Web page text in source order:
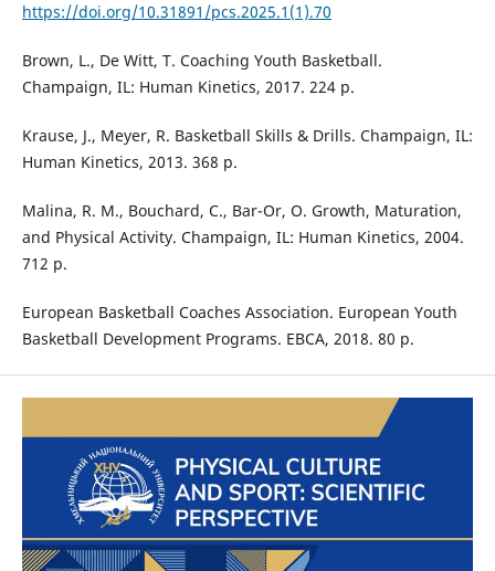
https://doi.org/10.31891/pcs.2025.1(1).70
Brown, L., De Witt, T. Coaching Youth Basketball.
Champaign, IL: Human Kinetics, 2017. 224 p.
Krause, J., Meyer, R. Basketball Skills & Drills. Champaign, IL:
Human Kinetics, 2013. 368 p.
Malina, R. M., Bouchard, C., Bar-Or, O. Growth, Maturation,
and Physical Activity. Champaign, IL: Human Kinetics, 2004.
712 p.
European Basketball Coaches Association. European Youth
Basketball Development Programs. EBCA, 2018. 80 p.